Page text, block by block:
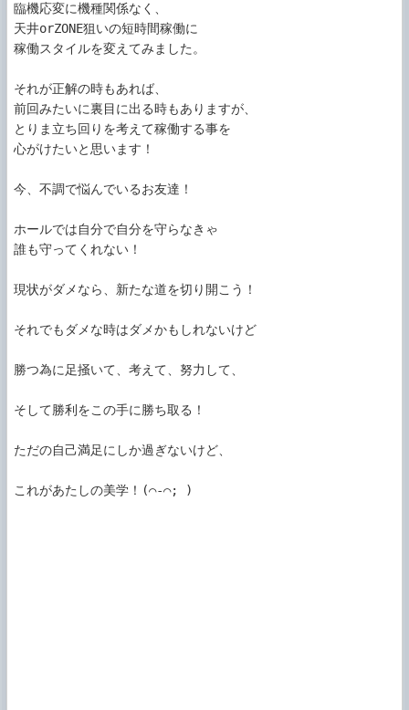
臨機応変に機種関係なく、
天井orZONE狙いの短時間稼働に
稼働スタイルを変えてみました。
それが正解の時もあれば、
前回みたいに裏目に出る時もありますが、
とりま立ち回りを考えて稼働する事を
心がけたいと思います！
今、不調で悩んでいるお友達！
ホールでは自分で自分を守らなきゃ
誰も守ってくれない！
現状がダメなら、新たな道を切り開こう！
それでもダメな時はダメかもしれないけど
勝つ為に足掻いて、考えて、努力して、
そして勝利をこの手に勝ち取る！
ただの自己満足にしか過ぎないけど、
これがあたしの美学！(⌒-⌒; )